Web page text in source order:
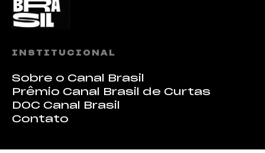
INSTITUCIONAL
Sobre o Canal Brasil
Prêmio Canal Brasil de Curtas
DOC Canal Brasil
Contato